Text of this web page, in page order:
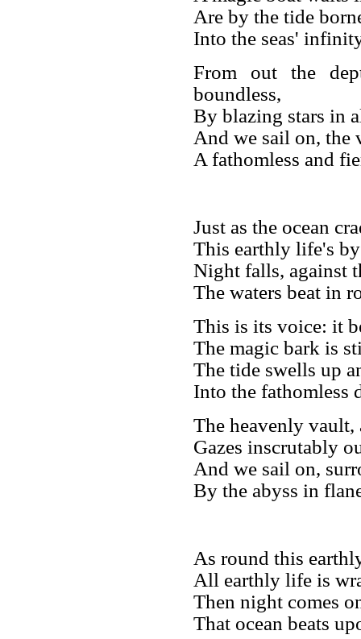
Are by the tide
Into the seas'
From out the
boundless,
By blazing stars in
And we sail on, the
A fathomless and
Just as the ocean
This earthly life's
Night falls, against
The waters beat in
This is its voice: it
The magic bark is
The tide swells up
Into the fathomless
The heavenly
Gazes inscrutably
And we sail on,
By the abyss in
As round this
All earthly life is
Then night comes
That ocean beats